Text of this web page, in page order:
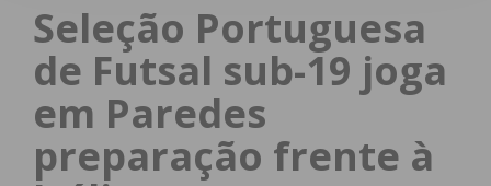
Seleção Portuguesa
de Futsal sub-19 joga
em Paredes
preparação frente à